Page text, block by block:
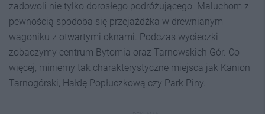
zadowoli nie tylko dorosłego podróżującego. Maluchom z
pewnością spodoba się przejażdżka w drewnianym
wagoniku z otwartymi oknami. Podczas wycieczki
zobaczymy centrum Bytomia oraz Tarnowskich Gór. Co
więcej, miniemy tak charakterystyczne miejsca jak Kanion
Tarnogórski, Hałdę Popłuczkową czy Park Piny.